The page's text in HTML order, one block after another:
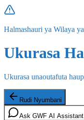
Halmashauri ya Wilaya
Ukurasa
Ukurasa unaoutafuta
Rudi Nyumbani
Ask GWF AI Assistant